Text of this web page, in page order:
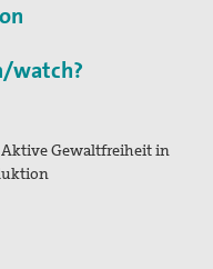
watch?
Gewaltfreiheit in